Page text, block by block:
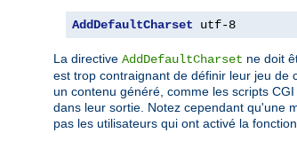
AddDefaultCharset utf-8
La directive AddDefaultCharset ne doit
est trop contraignant de définir leur jeu de
un contenu généré, comme les scripts
dans leur sortie. Notez cependant qu'une
pas les utilisateurs qui ont activé la